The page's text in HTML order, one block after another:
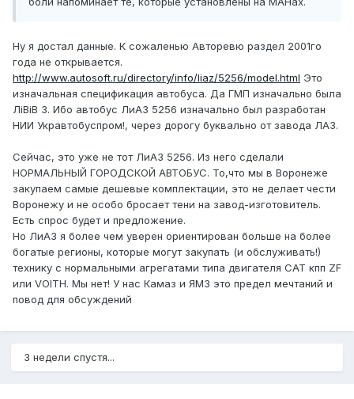
Ну я достал данные. К сожаленью Авторевю раздел 2001го
года не открывается.
http://www.autosoft.ru/directory/info/liaz/5256/model.html Это
изначальная спецификация автобуса. Да ГМП изначально была
ЛiBiB 3. Ибо автобус ЛиАЗ 5256 изначально был разработан
НИИ Укравтобуспром!, через дорогу буквально от завода ЛАЗ.
Сейчас, это уже не тот ЛиАЗ 5256. Из него сделали
НОРМАЛЬНЫЙ ГОРОДСКОЙ АВТОБУС. То,что мы в Воронеже
закупаем самые дешевые комплектации, это не делает чести
Воронежу и не особо бросает тени на завод-изготовитель.
Есть спрос будет и предложение.
Но ЛиАЗ я более чем уверен ориентирован больше на более
богатые регионы, которые могут закупать (и обслуживать!)
технику с нормальными агрегатами типа двигателя CAT кпп ZF
или VOITH. Мы нет! У нас Камаз и ЯМЗ это предел мечтаний и
повод для обсуждений
3 недели спустя...